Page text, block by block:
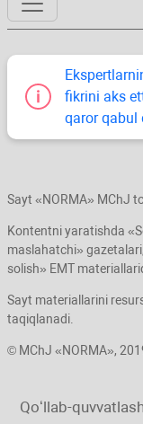
fikrini aks
qaror qabul
Sayt «NORMA» MChJ
Kontentni yaratishda
maslahatchi»
solish» EMT
Sayt materiallarini
taqiqlanadi.
© MChJ «NORMA»,
Qoʻllab-